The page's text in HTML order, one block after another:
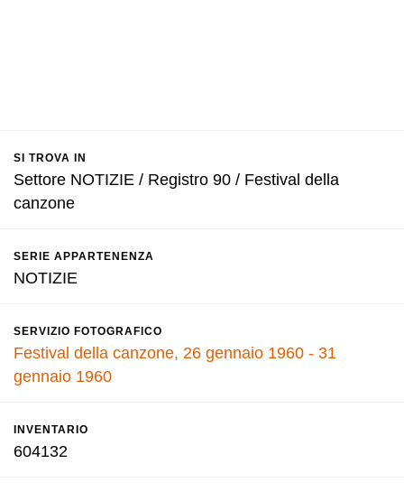
SI TROVA IN
Settore NOTIZIE / Registro 90 / Festival della
canzone
SERIE APPARTENENZA
NOTIZIE
SERVIZIO FOTOGRAFICO
Festival della canzone, 26 gennaio 1960 - 31
gennaio 1960
INVENTARIO
604132